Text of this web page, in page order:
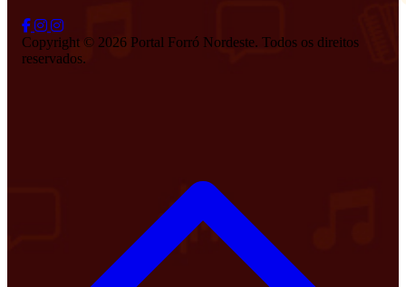
Copyright © 2026 Portal Forró Nordeste. Todos os direitos
reservados.